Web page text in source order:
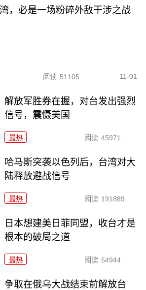
，必是一场粉碎外敌干涉之战
阅读 51105 11-01
解放军胜券在握，对台发出强烈
信号，震慑美国
最热 阅读 45971
哈马斯突袭以色列后，台湾对大
陆释放避战信号
最热 阅读 191889
日本想建美日菲同盟，收台才是
根本的破局之道
最热 阅读 54944
争取在俄乌大战结束前解放台